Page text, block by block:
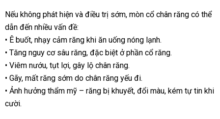
Nếu không phát hiện và điều trị sớm, mòn cổ chân răng có thể
dẫn đến nhiều vấn đề:
• Ê buốt, nhạy cảm răng khi ăn uống nóng lạnh.
• Tăng nguy cơ sâu răng, đặc biệt ở phần cổ răng.
• Viêm nướu, tụt lợi, gây lộ chân răng.
• Gãy, mất răng sớm do chân răng yếu đi.
• Ảnh hưởng thẩm mỹ – răng bị khuyết, đổi màu, kém tự tin khi
cười.